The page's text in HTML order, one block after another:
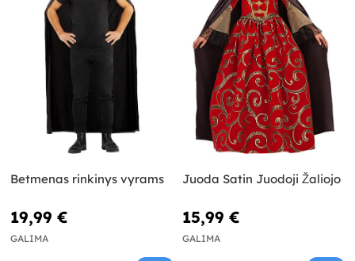
Betmenas rinkinys vyrams
19,99 €
GALIMA
Juoda Satin Juodoji Žaliojo
15,99 €
GALIMA